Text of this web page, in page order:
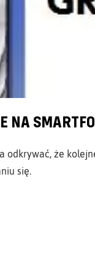
NA
odkrywać, że
się.